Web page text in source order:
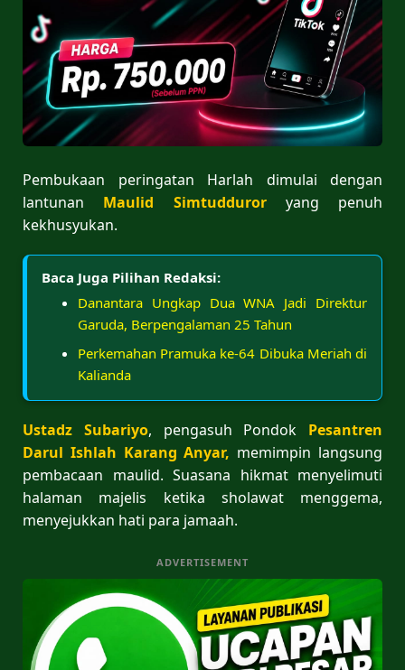
Pembukaan peringatan Harlah dimulai dengan
lantunan Maulid Simtudduroryang penuh
kekhusyukan.
Baca Juga Pilihan Redaksi:
Danantara Ungkap Dua WNA Jadi Direktur
Garuda, Berpengalaman 25 Tahun
Perkemahan Pramuka ke-64 Dibuka Meriah di
Kalianda
Ustadz Subariyo, pengasuh Pondok Pesantren
Darul Ishlah Karang Anyar, memimpin langsung
pembacaan maulid. Suasana hikmat menyelimuti
halaman majelis ketika sholawat menggema,
menyejukkan hati para jamaah.
ADVERTISEMENT